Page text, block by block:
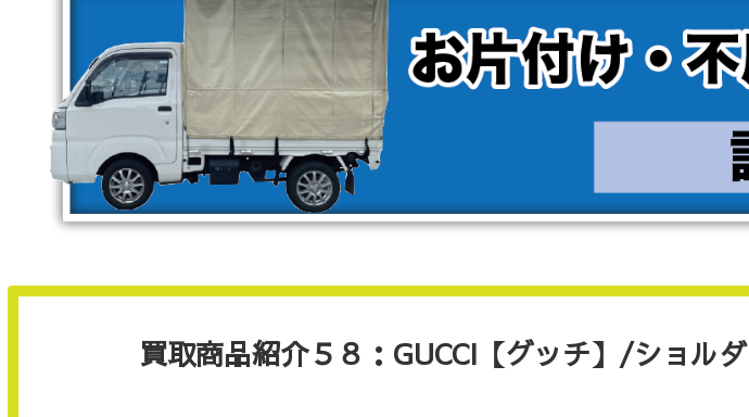
買取商品紹介５８：GUCCI【グッチ】/ショル